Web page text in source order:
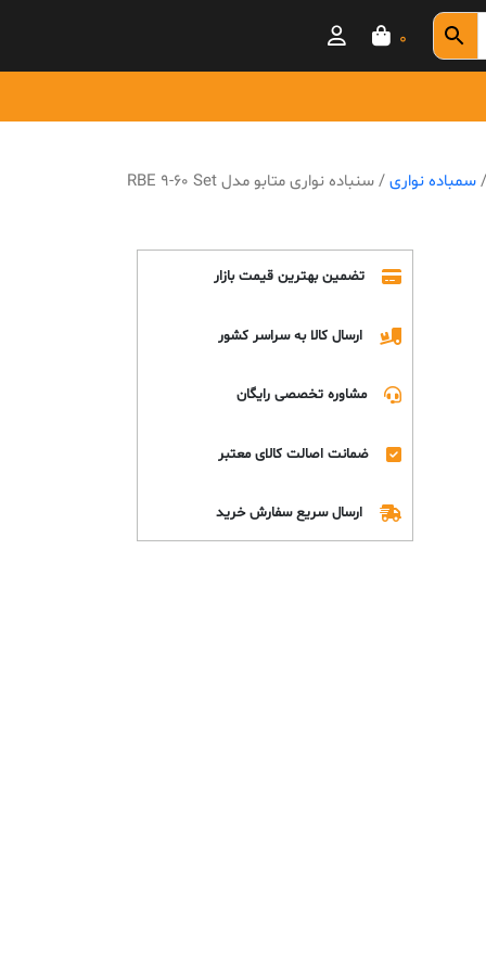
0
/سمباده نواری / سنباده نواری متابو مدل RBE 9-60 Set
تضمین بهترین قیمت بازار
ارسال کالا به سراسر کشور
مشاوره تخصصی رایگان
ضمانت اصالت کالای معتبر
ارسال سریع سفارش خرید